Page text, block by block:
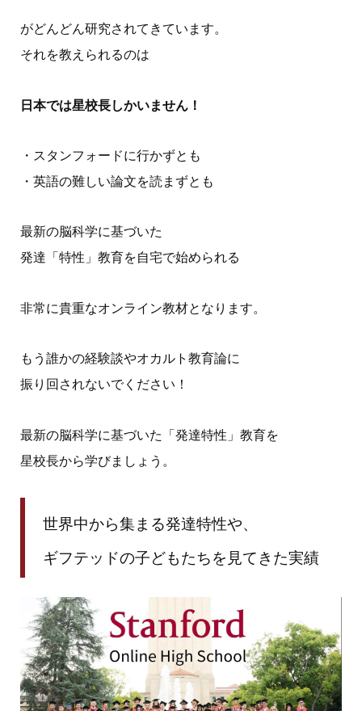
がどんどん研究されてきています。
それを教えられるのは
日本では星校長しかいません！
・スタンフォードに行かずとも
・英語の難しい論文を読まずとも
最新の脳科学に基づいた
発達「特性」教育を自宅で始められる
非常に貴重なオンライン教材となります。
もう誰かの経験談やオカルト教育論に
振り回されないでください！
最新の脳科学に基づいた「発達特性」教育を
星校長から学びましょう。
世界中から集まる発達特性や、
ギフテッドの子どもたちを見てきた実績